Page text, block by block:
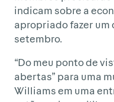
indicam sobre a
apropriado fazer um
setembro.
“Do meu ponto de
abertas” para uma
Williams em uma